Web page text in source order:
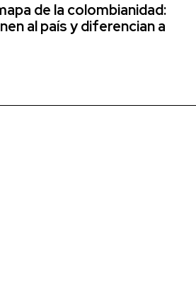
de la colombianidad:
al país y diferencian a